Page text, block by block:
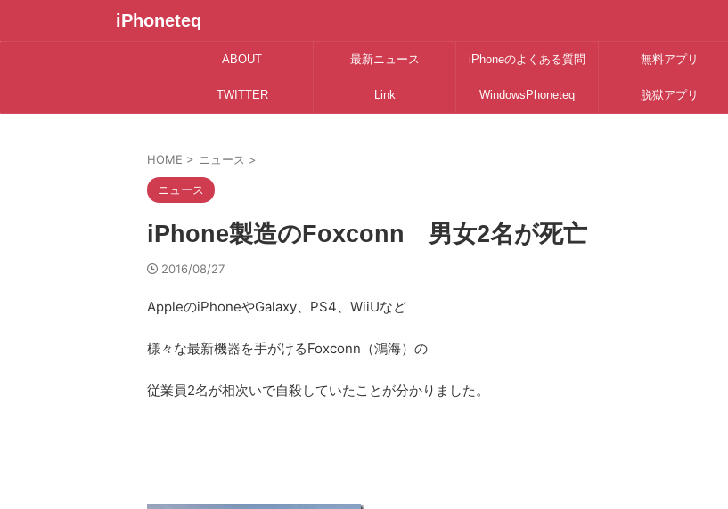
iPhoneteq
ABOUT 最新ニュース iPhoneのよくある質問 無料アプリ
TWITTER Link WindowsPhoneteq 脱獄アプリ
HOME > ニュース >
ニュース
iPhone製造のFoxconn 男女2名が死亡
2016/08/27
AppleのiPhoneやGalaxy、PS4、WiiUなど
様々な最新機器を手がけるFoxconn（鴻海）の
従業員2名が相次いで自殺していたことが分かりました。